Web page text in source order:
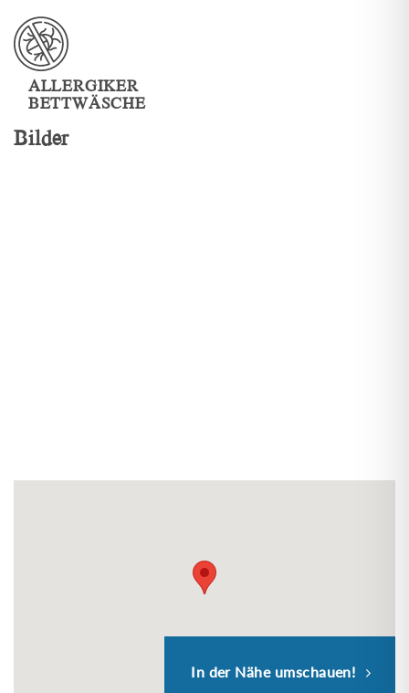
ALLERGIKER
BETTWÄSCHE
Bilder
In der Nähe umschauen!